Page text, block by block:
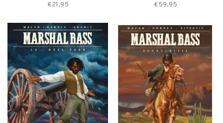
€21,95 €59,95